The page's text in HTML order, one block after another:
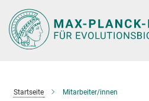
Hauptinhalt
Startseite Mitarbeiter/innen